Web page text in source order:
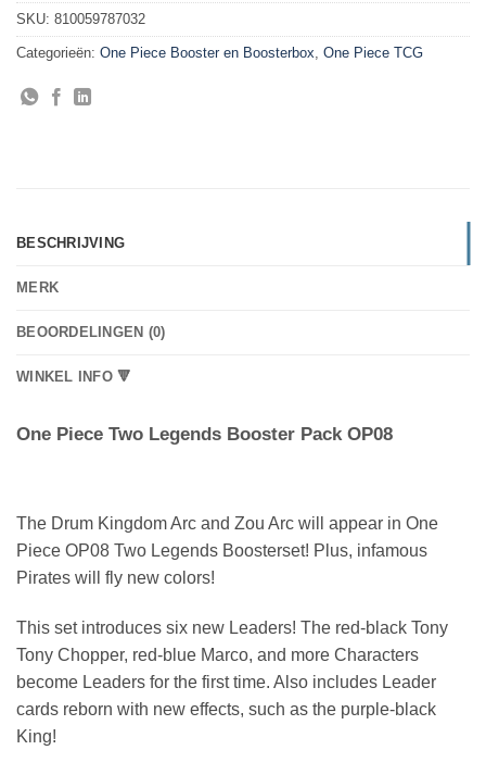
SKU: 810059787032
Categorieën: One Piece Booster en Boosterbox One Piece TCG
BESCHRIJVING
MERK
BEOORDELINGEN (0)
WINKEL INFO 🔻
One Piece Two Legends Booster Pack OP08
The Drum Kingdom Arc and Zou Arc will appear in One
Piece OP08 Two Legends Boosterset! Plus, infamous
Pirates will fly new colors!
This set introduces six new Leaders! The red-black Tony
Tony Chopper, red-blue Marco, and more Characters
become Leaders for the first time. Also includes Leader
cards reborn with new effects, such as the purple-black
King!